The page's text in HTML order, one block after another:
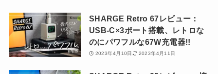
SHARGE Retro 67レビュー：
USB-C×3ポート搭載、レトロな
のにパワフルな67W充電器!!
2023年4月10日 2023年4月11日